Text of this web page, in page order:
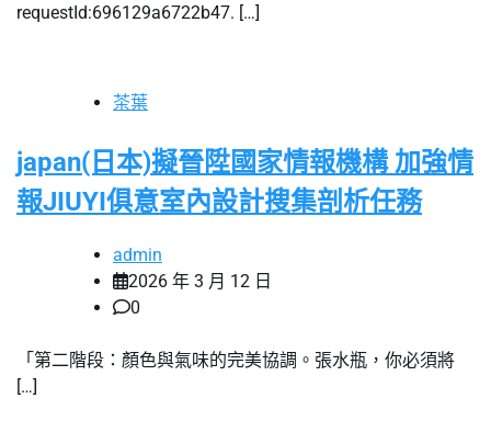
requestId:696129a6722b47. […]
茶葉
japan(日本)擬晉陞國家情報機構 加強情
報JIUYI俱意室內設計搜集剖析任務
admin
2026 年 3 月 12 日
0
「第二階段：顏色與氣味的完美協調。張水瓶，你必須將
[…]